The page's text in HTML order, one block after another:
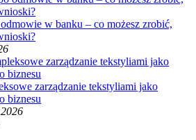
w banku – co możesz zrobić,
zarządzanie tekstyliami jako
biznesu